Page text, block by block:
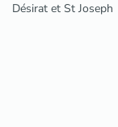
Désirat et St Joseph